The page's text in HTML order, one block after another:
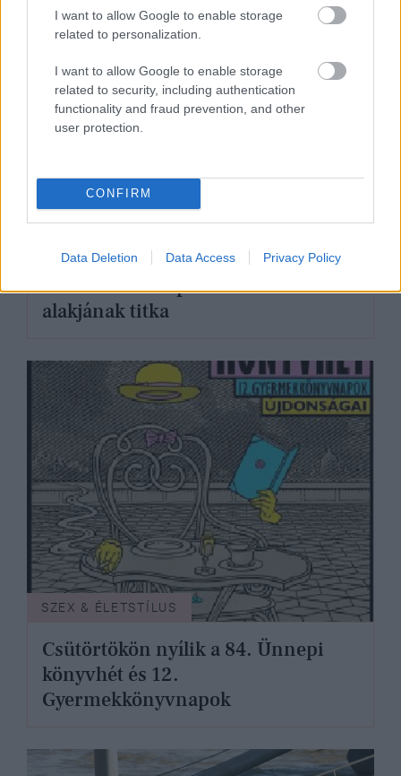
I want to allow Google to enable storage
related to personalization.
I want to allow Google to enable storage
related to security, including authentication
functionality and fraud prevention, and other
user protection.
CONFIRM
Data Deletion Data Access Privacy Policy
Candice Swanepoel bomba
alakjának titka
SZEX & ÉLETSTÍLUS
Csütörtökön nyílik a 84. Ünnepi
könyvhét és 12.
Gyermekkönyvnapok